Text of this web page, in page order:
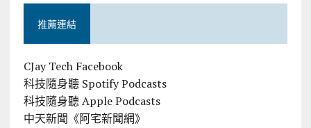
推薦連結
CJay Tech Facebook
科技隨身聽 Spotify Podcasts
科技隨身聽 Apple Podcasts
中天新聞《阿宅新聞網》